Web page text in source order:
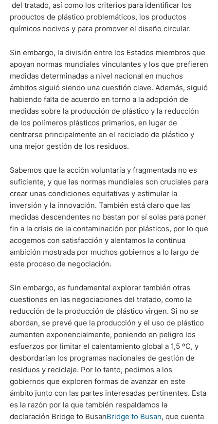
del tratado, así como los criterios para identificar los
productos de plástico problemáticos, los productos
químicos nocivos y para promover el diseño circular.
Sin embargo, la división entre los Estados miembros que
apoyan normas mundiales vinculantes y los que prefieren
medidas determinadas a nivel nacional en muchos
ámbitos siguió siendo una cuestión clave. Además, siguió
habiendo falta de acuerdo en torno a la adopción de
medidas sobre la producción de plástico y la reducción
de los polímeros plásticos primarios, en lugar de
centrarse principalmente en el reciclado de plástico y
una mejor gestión de los residuos.
Sabemos que la acción voluntaria y fragmentada no es
suficiente, y que las normas mundiales son cruciales para
crear unas condiciones equitativas y estimular la
inversión y la innovación. También está claro que las
medidas descendentes no bastan por sí solas para poner
fin a la crisis de la contaminación por plásticos, por lo que
acogemos con satisfacción y alentamos la continua
ambición mostrada por muchos gobiernos a lo largo de
este proceso de negociación.
Sin embargo, es fundamental explorar también otras
cuestiones en las negociaciones del tratado, como la
reducción de la producción de plástico virgen. Si no se
abordan, se prevé que la producción y el uso de plástico
aumenten exponencialmente, poniendo en peligro los
esfuerzos por limitar el calentamiento global a 1,5 ºC, y
desbordarían los programas nacionales de gestión de
residuos y reciclaje. Por lo tanto, pedimos a los
gobiernos que exploren formas de avanzar en este
ámbito junto con las partes interesadas pertinentes. Esta
es la razón por la que también respaldamos la
declaración Bridge to BusanBridge to Busan, que cuenta